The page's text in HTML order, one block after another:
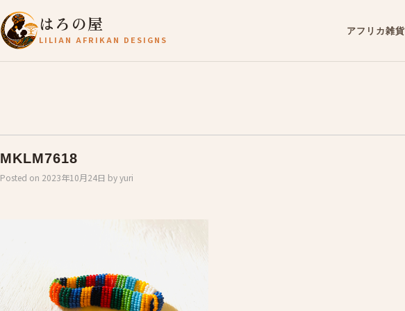
はろの屋
LILIAN AFRIKAN DESIGNS
アフリカ雑貨
MKLM7618
Posted on 2023年10月24日 byyuri